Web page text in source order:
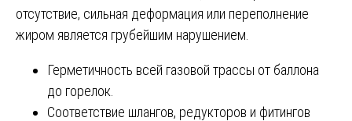
отсутствие, сильная деформация или переполнение
жиром является грубейшим нарушением.
Герметичность всей газовой трассы от баллона
до горелок.
Соответствие шлангов, редукторов и фитингов